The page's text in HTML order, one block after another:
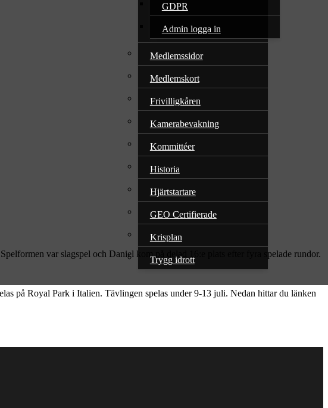
GDPR
Admin logga in
Medlemssidor
Medlemskort
Frivilligkåren
Kamerabevakning
Kommittéer
Historia
Hjärtstartare
GEO Certifierade
Krisplan
Trygg idrott
var slagspel och Daniel kom på delad 16:e plats efter fyra spelade rundor.
på Royal Park i Italien. Tävlingen spelas under 9-13 juli. Nedan hittar du länken